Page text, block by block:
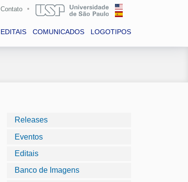
Contato
EDITAIS COMUNICADOS LOGOTIPOS
Releases
Eventos
Editais
Banco de Imagens